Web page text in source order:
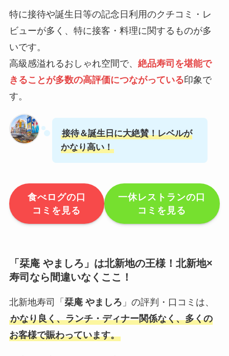
特に接待や誕生日等の記念日利用のクチコミ・レ
ビューが多く、特に接客・料理に関するものが多
いです。
高級感溢れるおしゃれ空間で、 絶品寿司を堪能で
きることが多数の高評価につながっている印象で
す。
接待＆誕生日に大絶賛！レベルが
かなり高い！
食べログの口
コミを見る
一休レストランの口
コミを見る
「 栞庵 やましろ 」は北新地の王様！北新地×
寿司なら間違いなくここ！
北新地寿司「 栞庵 やましろ 」の評判・口コミは、
かなり良く、ランチ・ディナー関係なく、多くの
お客様で賑わっています。